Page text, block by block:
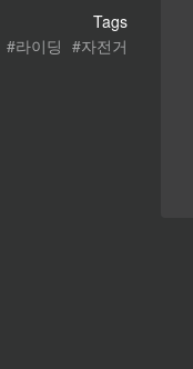
Tags
라이딩
자전거